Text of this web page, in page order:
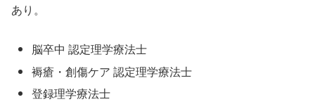
あり。
脳卒中 認定理学療法士
褥瘡・創傷ケア 認定理学療法士
登録理学療法士